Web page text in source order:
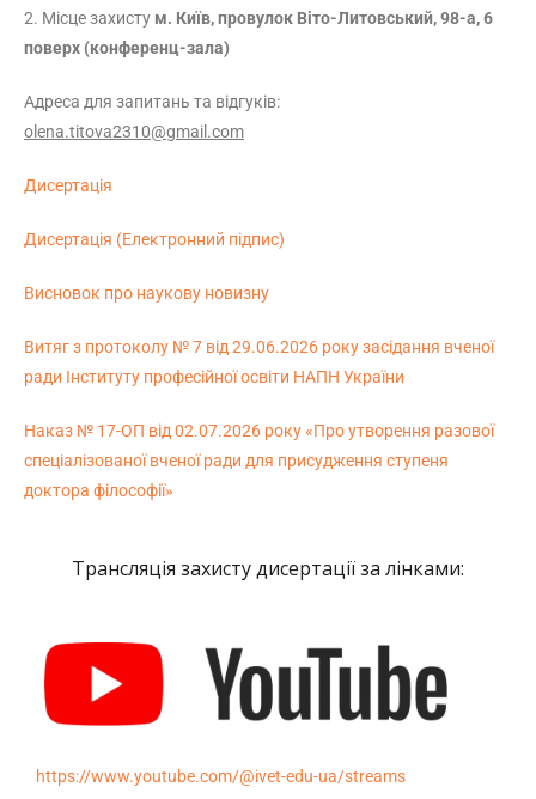
2. Місце захисту м. Київ, провулок Віто-Литовський, 98-а, 6
поверх (конференц-зала)
Адреса для запитань та відгуків:
olena.titova2310@gmail.com
Дисертація
Дисертація (Електронний підпис)
Висновок про наукову новизну
Витяг з протоколу № 7 від 29.06.2026 року засідання вченої
ради Інституту професійної освіти НАПН України
Наказ № 17-ОП від 02.07.2026 року «Про утворення разової
спеціалізованої вченої ради для присудження ступеня
доктора філософії»
Трансляція захисту дисертації за лінками:
https://www.youtube.com/@ivet-edu-ua/streams